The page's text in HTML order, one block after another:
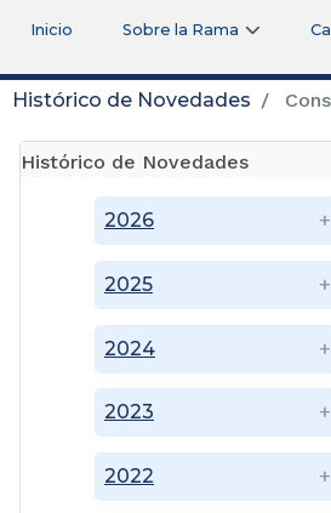
Inicio Sobre la Rama
Histórico de Novedades
Histórico de Novedades
2022
2023
2024
2025
2026